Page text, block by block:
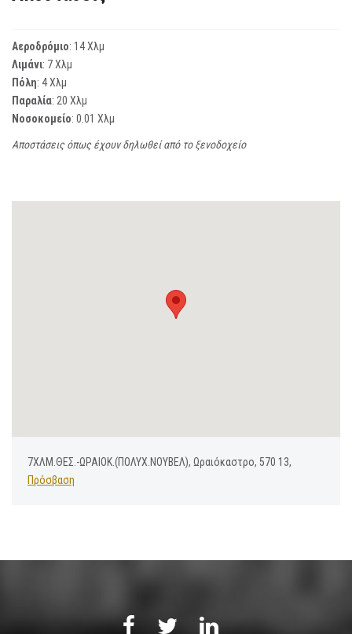
Αεροδρόμιο: 14 Χλμ
Λιμάνι: 7 Χλμ
Πόλη: 4 Χλμ
Παραλία: 20 Χλμ
Νοσοκομείο: 0.01 Χλμ
Αποστάσεις όπως έχουν δηλωθεί από το ξενοδοχείο
7ΧΛΜ.ΘΕΣ.-ΩΡΑΙΟΚ.(ΠΟΛΥΧ.ΝΟΥΒΕΛ), Ωραιόκαστρο, 570 13,
Πρόσβαση